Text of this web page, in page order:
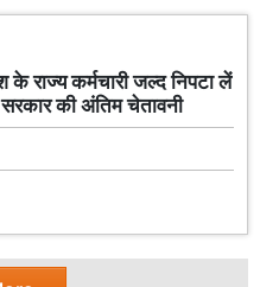
राज्य कर्मचारी जल्द निपटा लें
की अंतिम चेतावनी